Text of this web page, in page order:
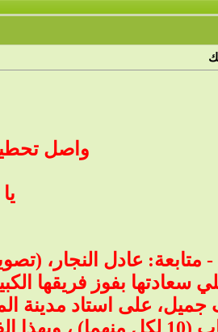
واصل
متابعة: عادل النجار،
سعادتها بفوز فريقها